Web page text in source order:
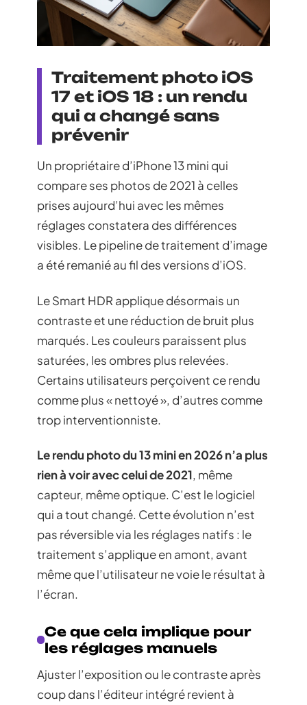
Traitement photo iOS
17 et iOS 18 : un rendu
qui a changé sans
prévenir
Un propriétaire d’iPhone 13 mini qui
compare ses photos de 2021 à celles
prises aujourd’hui avec les mêmes
réglages constatera des différences
visibles. Le pipeline de traitement d’image
a été remanié au fil des versions d’iOS.
Le Smart HDR applique désormais un
contraste et une réduction de bruit plus
marqués. Les couleurs paraissent plus
saturées, les ombres plus relevées.
Certains utilisateurs perçoivent ce rendu
comme plus « nettoyé », d’autres comme
trop interventionniste.
Le rendu photo du 13 mini en 2026 n’a plus
rien à voir avec celui de 2021, même
capteur, même optique. C’est le logiciel
qui a tout changé. Cette évolution n’est
pas réversible via les réglages natifs : le
traitement s’applique en amont, avant
même que l’utilisateur ne voie le résultat à
l’écran.
Ce que cela implique pour
les réglages manuels
Ajuster l’exposition ou le contraste après
coup dans l’éditeur intégré revient à